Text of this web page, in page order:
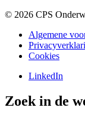
©️ 2026 CPS
Algemene
Cookies
LinkedIn
Zoek in de